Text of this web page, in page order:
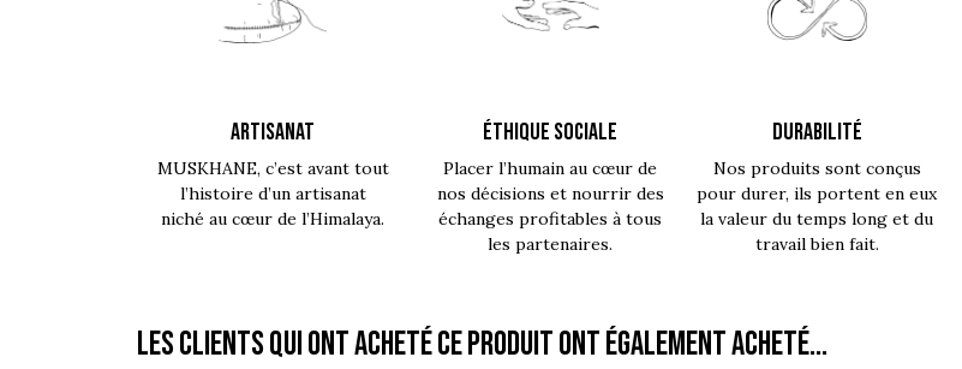
ARTISANAT
MUSKHANE, c’est avant tout
l’histoire d’un artisanat
niché au cœur de l’Himalaya.
ÉTHIQUE SOCIALE
Placer l’humain au cœur de
nos décisions et nourrir des
échanges profitables à tous
les partenaires.
DURABILITÉ
Nos produits sont conçus
pour durer, ils portent en eux
la valeur du temps long et du
travail bien fait.
Les clients qui ont acheté ce produit ont également acheté...